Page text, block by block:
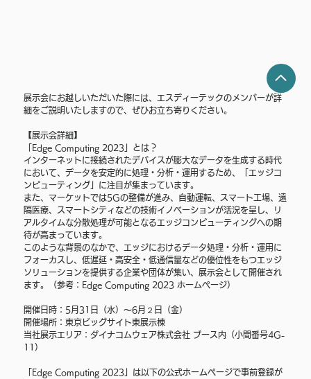
展示会にお越しいただいた際には、エスディーテックのメンバーが詳
細をご説明いたしますので、ぜひお立ち寄りください。
【展示会詳細】
「Edge Computing 2023」とは？
インターネットに接続されたデバイスが膨大なデータを生成する時代
において、データを安定的に処理・分析・運用するため、「エッジコ
ンピューティング」に注目が集まっています。
また、マーケットでは5Gの整備が進み、自動運転、スマート工場、遠
隔医療、スマートシティなどの技術イノベーションが活況を呈し、リ
アルタイムな分散処理が可能となるエッジコンピューティングへの期
待が高まっています。
このような背景のなかで、エッジにおけるデータ処理・分析・運用に
フォーカスし、低遅延・高安全・低通信量などの優位性をもつエッジ
ソリューションを提供する企業や団体が集い、展示会として開催され
ます。（参考：Edge Computing 2023 ホームページ）
開催日時：5月31日（水）〜6月２日（金）
開催場所：東京ビッグサイト東展示棟
当社展示エリア：ダイナコムウェア株式会社 ブース内（小間番号4G-
11）
「Edge Computing 2023」は以下の公式ホームページで事前登録が